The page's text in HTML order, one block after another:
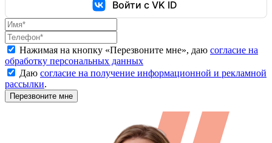
Войти с VK ID
Нажимая на кнопку «Перезвоните мне», даю согласие на
обработку персональных данных
Даю согласие на получение информационной и рекламной
рассылки.